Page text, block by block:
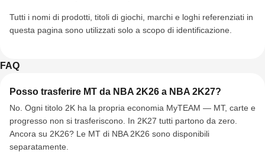
Tutti i nomi di prodotti, titoli di giochi, marchi e loghi referenziati in
questa pagina sono utilizzati solo a scopo di identificazione.
FAQ
Posso trasferire MT da NBA 2K26 a NBA 2K27?
No. Ogni titolo 2K ha la propria economia MyTEAM — MT, carte e
progresso non si trasferiscono. In 2K27 tutti partono da zero.
Ancora su 2K26? Le MT di NBA 2K26 sono disponibili
separatamente.